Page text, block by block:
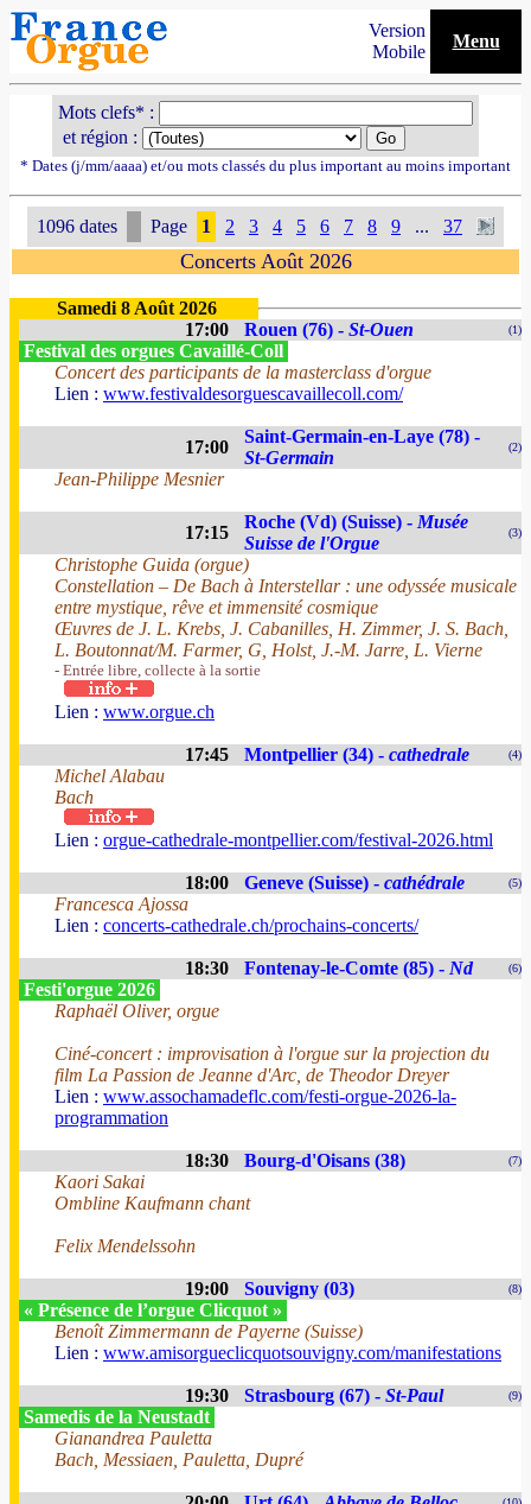
Version
Mobile
Menu
Mots clefs* :
et région :
* Dates (j/mm/aaaa) et/ou mots classés du plus important au moins important
1096 dates Page 1 2 3 4 5 6 7 8 9 ... 37
Concerts Août 2026
Samedi 8 Août 2026
17:00
Rouen (76) - St-Ouen (1)
Festival des orgues Cavaillé-Coll
Concert des participants de la masterclass d'orgue
Lien : www.festivaldesorguescavaillecoll.com/
17:00
Saint-Germain-en-Laye (78) -
St-Germain
(2)
Jean-Philippe Mesnier
17:15
Roche (Vd) (Suisse) - Musée
Suisse de l'Orgue
(3)
Christophe Guida (orgue)
Constellation – De Bach à Interstellar : une odyssée musicale
entre mystique, rêve et immensité cosmique
Œuvres de J. L. Krebs, J. Cabanilles, H. Zimmer, J. S. Bach,
L. Boutonnat/M. Farmer, G, Holst, J.-M. Jarre, L. Vierne
- Entrée libre, collecte à la sortie
Lien : www.orgue.ch
17:45 Montpellier (34) - cathedrale (4)
Michel Alabau
Bach
Lien : orgue-cathedrale-montpellier.com/festival-2026.html
18:00 Geneve (Suisse) - cathédrale (5)
Francesca Ajossa
Lien : concerts-cathedrale.ch/prochains-concerts/
18:30 Fontenay-le-Comte (85) - Nd (6)
Festi'orgue 2026
Raphaël Oliver, orgue
Ciné-concert : improvisation à l'orgue sur la projection du
film La Passion de Jeanne d'Arc, de Theodor Dreyer
Lien : www.assochamadeflc.com/festi-orgue-2026-la-
programmation
18:30 Bourg-d'Oisans (38) (7)
Kaori Sakai
Ombline Kaufmann chant
Felix Mendelssohn
19:00 Souvigny (03) (8)
« Présence de l’orgue Clicquot »
Benoît Zimmermann de Payerne (Suisse)
Lien : www.amisorgueclicquotsouvigny.com/manifestations
19:30 Strasbourg (67) - St-Paul (9)
Samedis de la Neustadt
Gianandrea Pauletta
Bach, Messiaen, Pauletta, Dupré